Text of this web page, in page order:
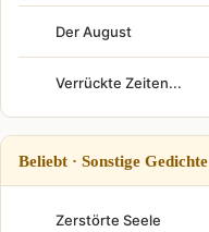
Der August
Verrückte Zeiten...
Beliebt · Sonstige Gedichte
Zerstörte Seele